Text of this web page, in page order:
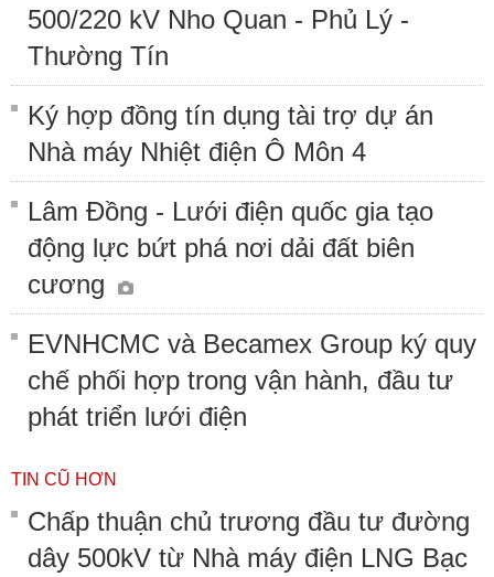
500/220 kV Nho Quan - Phủ Lý -
Thường Tín
Ký hợp đồng tín dụng tài trợ dự án
Nhà máy Nhiệt điện Ô Môn 4
Lâm Đồng - Lưới điện quốc gia tạo
động lực bứt phá nơi dải đất biên
cương
EVNHCMC và Becamex Group ký quy
chế phối hợp trong vận hành, đầu tư
phát triển lưới điện
TIN CŨ HƠN
Chấp thuận chủ trương đầu tư đường
dây 500kV từ Nhà máy điện LNG Bạc